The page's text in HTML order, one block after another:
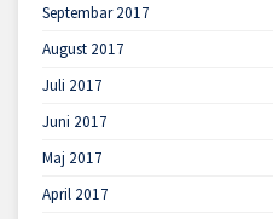
Septembar 2017
August 2017
Juli 2017
Juni 2017
Maj 2017
April 2017